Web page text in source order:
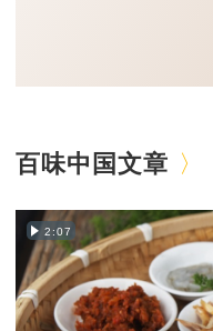
百味中国文章
2:07